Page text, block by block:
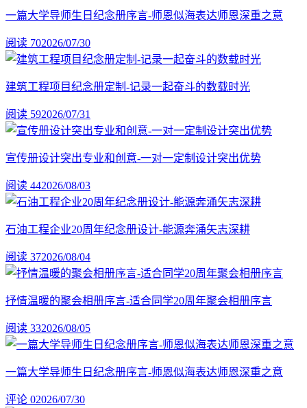
一篇大学导师生日纪念册序言-师恩似海表达师恩深重之意
阅读 702026/07/30
建筑工程项目纪念册定制-记录一起奋斗的数载时光
阅读 592026/07/31
宣传册设计突出专业和创意-一对一定制设计突出优势
阅读 442026/08/03
石油工程企业20周年纪念册设计-能源奔涌矢志深耕
阅读 372026/08/04
抒情温暖的聚会相册序言-适合同学20周年聚会相册序言
阅读 332026/08/05
一篇大学导师生日纪念册序言-师恩似海表达师恩深重之意
评论 02026/07/30